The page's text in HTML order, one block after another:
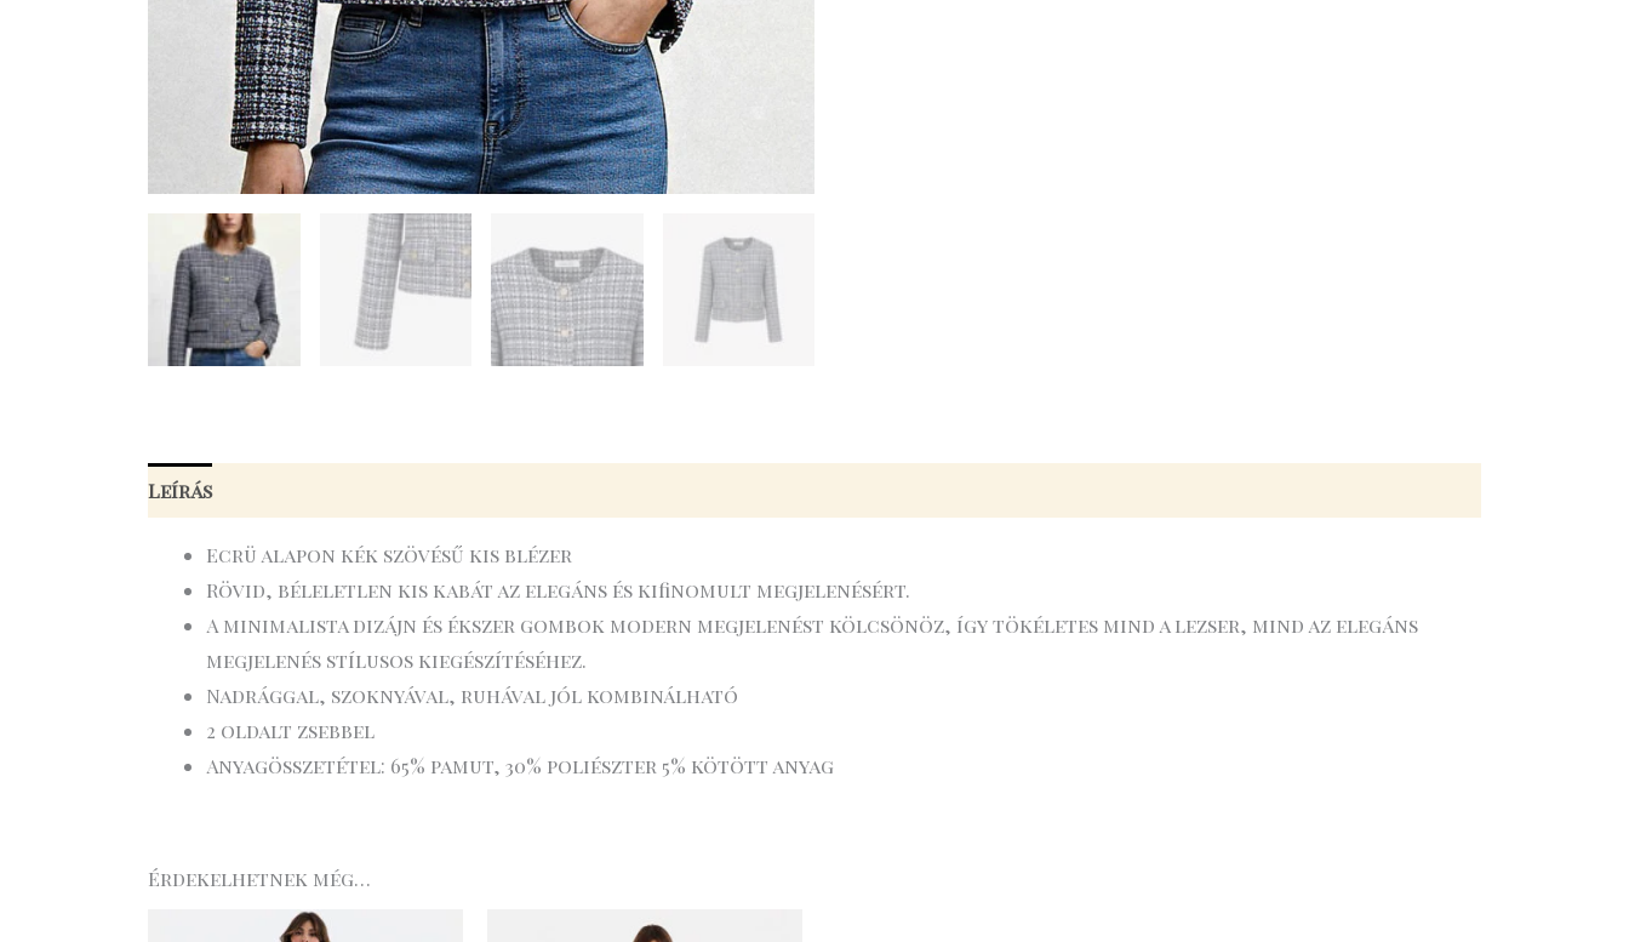
Leírás
Ecrü alapon kék szövésű kis blézer
Rövid, béleletlen kis kabát az elegáns és kifinomult megjelenésért.
A minimalista dizájn és ékszer gombok modern megjelenést kölcsönöz, így tökéletes mind a lezser, mind az elegáns
megjelenés stílusos kiegészítéséhez.
Nadrággal, szoknyával, ruhával jól kombinálható
2 oldalt zsebbel
Anyagösszetétel: 65% pamut, 30% poliészter 5% kötött anyag
Érdekelhetnek még…